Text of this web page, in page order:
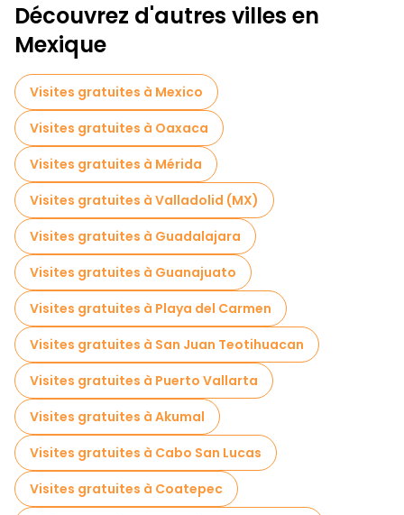
Découvrez d'autres villes en
Mexique
Visites gratuites à Mexico
Visites gratuites à Oaxaca
Visites gratuites à Mérida
Visites gratuites à Valladolid (MX)
Visites gratuites à Guadalajara
Visites gratuites à Guanajuato
Visites gratuites à Playa del Carmen
Visites gratuites à San Juan Teotihuacan
Visites gratuites à Puerto Vallarta
Visites gratuites à Akumal
Visites gratuites à Cabo San Lucas
Visites gratuites à Coatepec